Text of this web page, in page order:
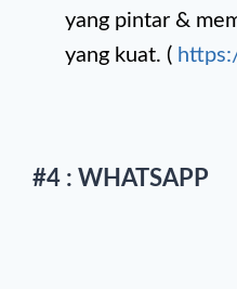
yang pintar &
yang kuat. (
#4 : WHATSAPP